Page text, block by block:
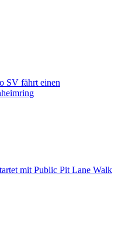
SV fährt einen
mit Public Pit Lane Walk